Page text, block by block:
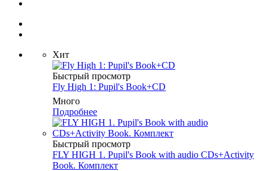
Хит
Быстрый просмотр
Fly High 1: Pupil's Book+CD
Много
Подробнее
Быстрый просмотр
FLY HIGH 1. Pupil's Book with audio CDs+Activity
Book. Комплект